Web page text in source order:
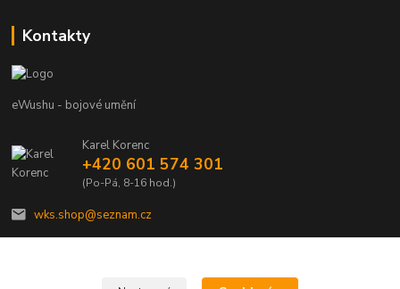
Kontakty
eWushu - bojové umění
Karel Korenc
+420 601 574 301
(Po-Pá, 8-16 hod.)
wks.shop@seznam.cz